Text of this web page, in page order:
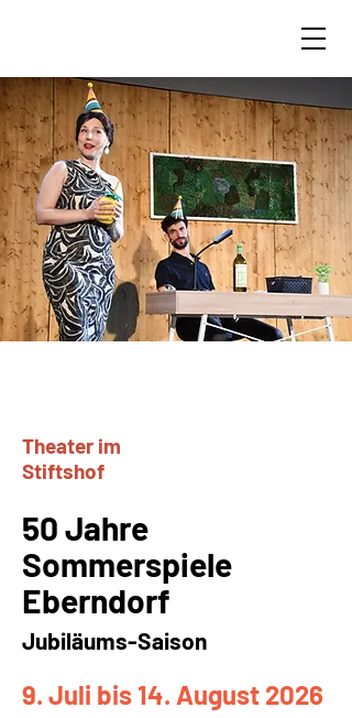
Theater im
Stiftshof
50 Jahre
Sommerspiele
Eberndorf
Jubiläums-Saison
9. Juli bis 14. August 2026